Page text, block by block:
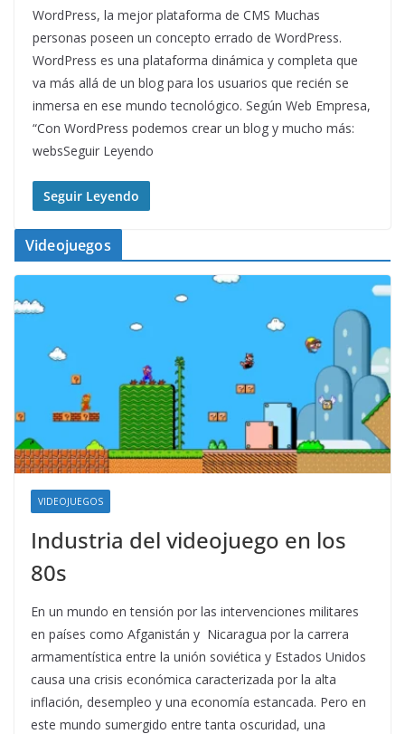
WordPress, la mejor plataforma de CMS Muchas
personas poseen un concepto errado de WordPress.
WordPress es una plataforma dinámica y completa que
va más allá de un blog para los usuarios que recién se
inmersa en ese mundo tecnológico. Según Web Empresa,
“Con WordPress podemos crear un blog y mucho más:
websSeguir Leyendo
Seguir Leyendo
Videojuegos
VIDEOJUEGOS
Industria del videojuego en los
80s
En un mundo en tensión por las intervenciones militares
en países como Afganistán y Nicaragua por la carrera
armamentística entre la unión soviética y Estados Unidos
causa una crisis económica caracterizada por la alta
inflación, desempleo y una economía estancada. Pero en
este mundo sumergido entre tanta oscuridad, una